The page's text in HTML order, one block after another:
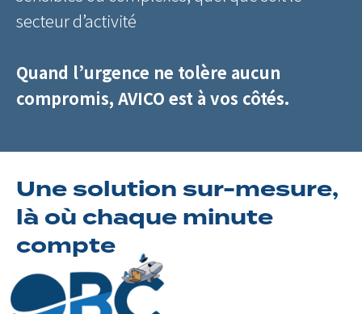
secteur d’activité
Quand l’urgence ne tolère aucun
compromis, AVICO est à vos côtés.
Une solution sur-mesure,
là où chaque minute
compte